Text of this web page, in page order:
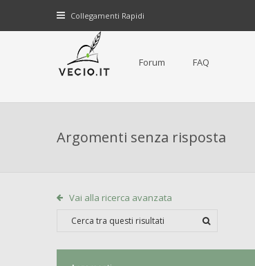
Collegamenti Rapidi
Forum FAQ
Argomenti senza risposta
Vai alla ricerca avanzata